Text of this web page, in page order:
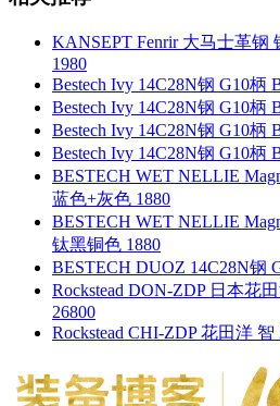
KANSEPT Fenrir 大马士革钢
1980
Bestech Ivy 14C28N钢 G10柄
Bestech Ivy 14C28N钢 G10柄
Bestech Ivy 14C28N钢 G10柄
Bestech Ivy 14C28N钢 G10柄
BESTECH WET NELLIE
蓝色+灰色 1880
BESTECH WET NELLIE
钛黑铜色 1880
BESTECH DUOZ 14C28N钢
Rockstead DON-ZDP 日本花
26800
Rockstead CHI-ZDP 花田洋